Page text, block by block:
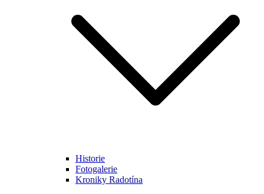
Historie
Fotogalerie
Kroniky Radotína